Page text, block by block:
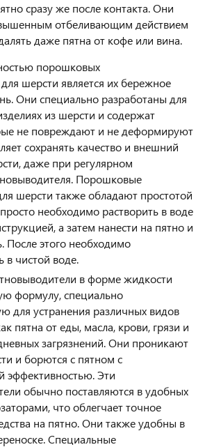
сразу же после контакта. Они
отбеливающим действием
даже пятна от кофе или вина.
порошковых
шерсти является их бережное
Они специально разработаны для
из шерсти и содержат
не повреждают и не деформируют
сохранять качество и внешний
даже при регулярном
Порошковые
шерсти также обладают простотой
необходимо растворить в воде
а затем нанести на пятно и
После этого необходимо
в чистой воде.
в форме жидкости
формулу, специально
для устранения различных видов
пятна от еды, масла, крови, грязи и
загрязнений. Они проникают
и борются с пятном с
эффективностью. Эти
обычно поставляются в удобных
что облегчает точное
на пятно. Они также удобны в
Специальные